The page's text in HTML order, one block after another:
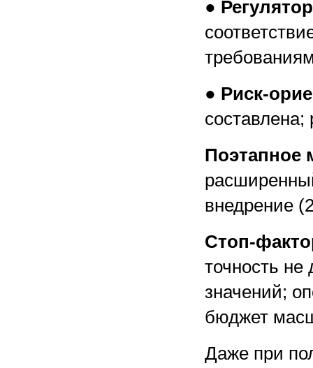
●
● Риск-
Поэтапное
внедрение
Стоп-
точность не
значений;
бюджет
Даже при